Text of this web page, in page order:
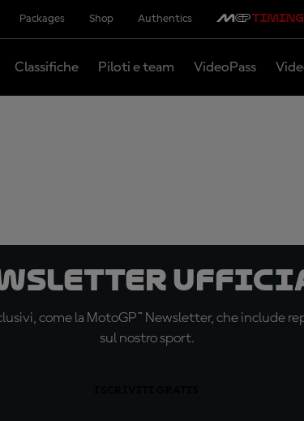
Packages Shop Authentics
Classifiche Piloti e team VideoPass
come la MotoGP™ Newsletter, che include
sul nostro sport.